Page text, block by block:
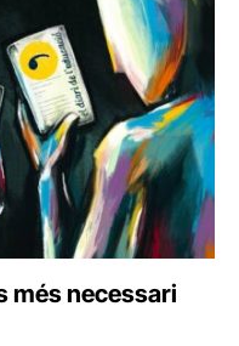
més necessari